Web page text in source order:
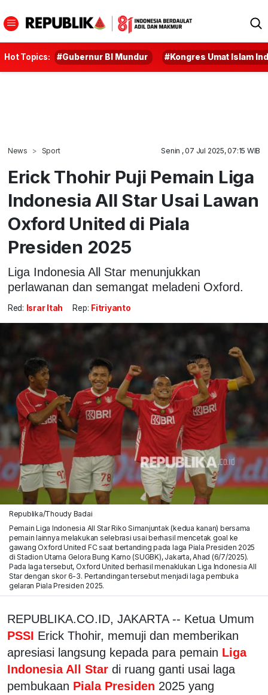
Hot Topics: #Gubernur BI Mundur #Kongres Umat Islam
News Sport Senin , 07 Jul 2025, 07:15 WIB
Erick Thohir Puji Pemain Liga
Indonesia All Star Usai Lawan
Oxford United di Piala
Presiden 2025
Liga Indonesia All Star menunjukkan
perlawanan dan semangat meladeni Oxford.
Red: Israr Itah Rep: Fitriyanto
Republika/Thoudy Badai
Pemain Liga Indonesia All Star Riko Simanjuntak (kedua kanan) bersama
pemain lainnya melakukan selebrasi usai berhasil mencetak goal ke
gawang Oxford United FC saat bertanding pada laga Piala Presiden 2025
di Stadion Utama Gelora Bung Karno (SUGBK), Jakarta, Ahad (6/7/2025).
Pada laga tersebut, Oxford United berhasil menaklukan Liga Indonesia All
Star dengan skor 6-3. Pertandingan tersebut menjadi laga pembuka
gelaran Piala Presiden 2025.
REPUBLIKA.CO.ID, JAKARTA -- Ketua Umum
PSSI Erick Thohir, memuji dan memberikan
apresiasi langsung kepada para pemain Liga
Indonesia All Star di ruang ganti usai laga
pembukaan Piala Presiden 2025 yang